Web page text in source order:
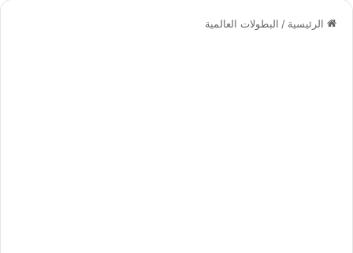
الرئيسية / البطولات العالمية